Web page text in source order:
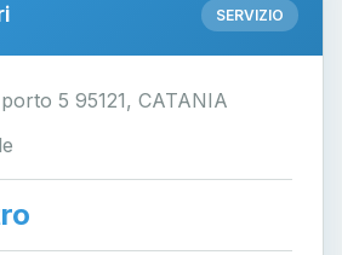
SERVIZIO
5 95121, CATANIA